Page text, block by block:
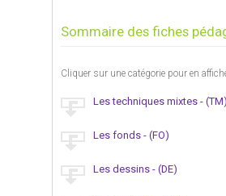
Sommaire des fiches
Cliquer sur une catégorie pour en
Les techniques mixtes - (TM)
Les fonds - (FO)
Les dessins - (DE)